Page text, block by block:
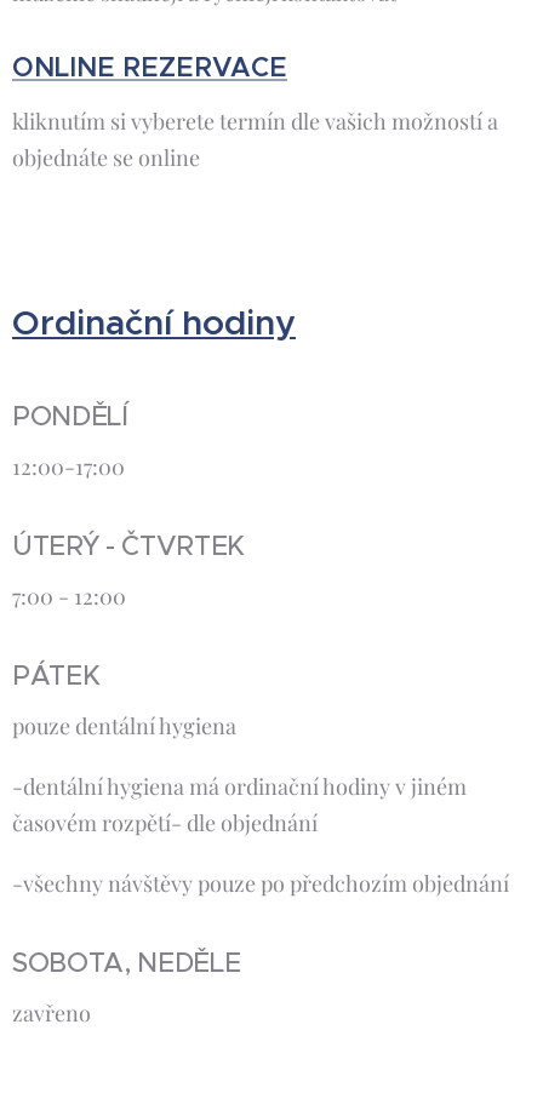
ONLINE REZERVACE
kliknutím si vyberete termín dle vašich možností a
objednáte se online
Ordinační hodiny
PONDĚLÍ
12:00-17:00
ÚTERÝ - ČTVRTEK
7:00 - 12:00
PÁTEK
pouze dentální hygiena
-dentální hygiena má ordinační hodiny v jiném
časovém rozpětí- dle objednání
-všechny návštěvy pouze po předchozím objednání
SOBOTA, NEDĚLE
zavřeno